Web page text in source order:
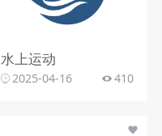
水上运动
2025-04-16 410